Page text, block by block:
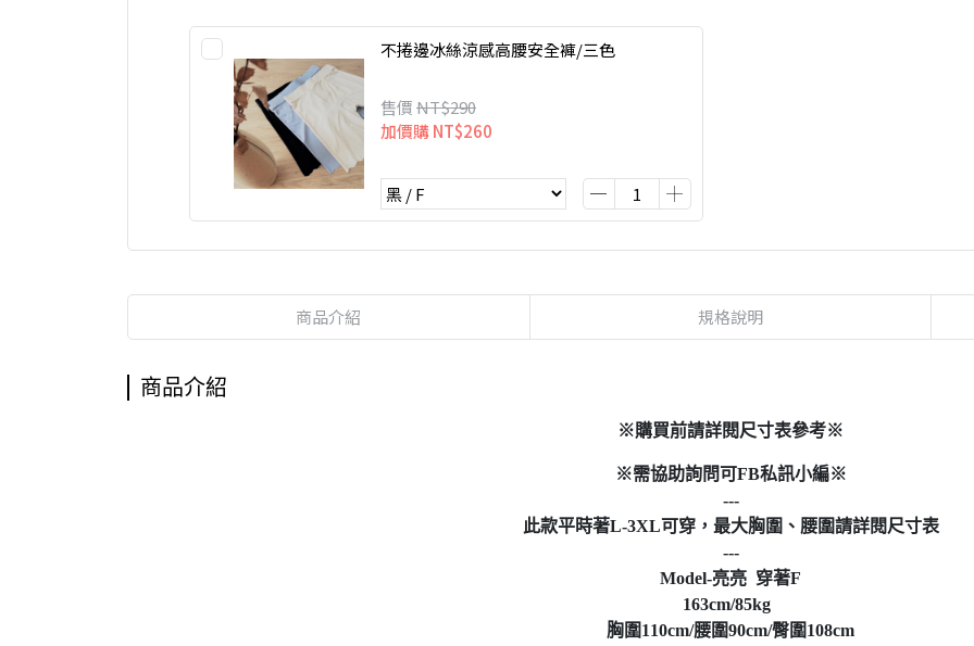
不捲邊冰絲涼感高腰安全褲/三色
售價NT$290
加價購NT$260
商品介紹 規格說明
商品介紹
※購買前請詳閱尺寸表參考※
※需協助詢問可FB私訊小編※
---
此款平時著L-3XL可穿，最大胸圍、腰圍請詳閱尺寸表
---
Model-亮亮 穿著F
163cm/85kg
胸圍110cm/腰圍90cm/臀圍108cm